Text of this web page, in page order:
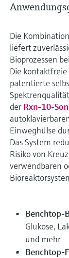
Die
liefert
Bioprozessen
Die
patentierte
der Rxn-10-
Einweghülse
Das System
Risiko von
verwendbaren
Benchtop-
Glukose,
und mehr
Benchtop-